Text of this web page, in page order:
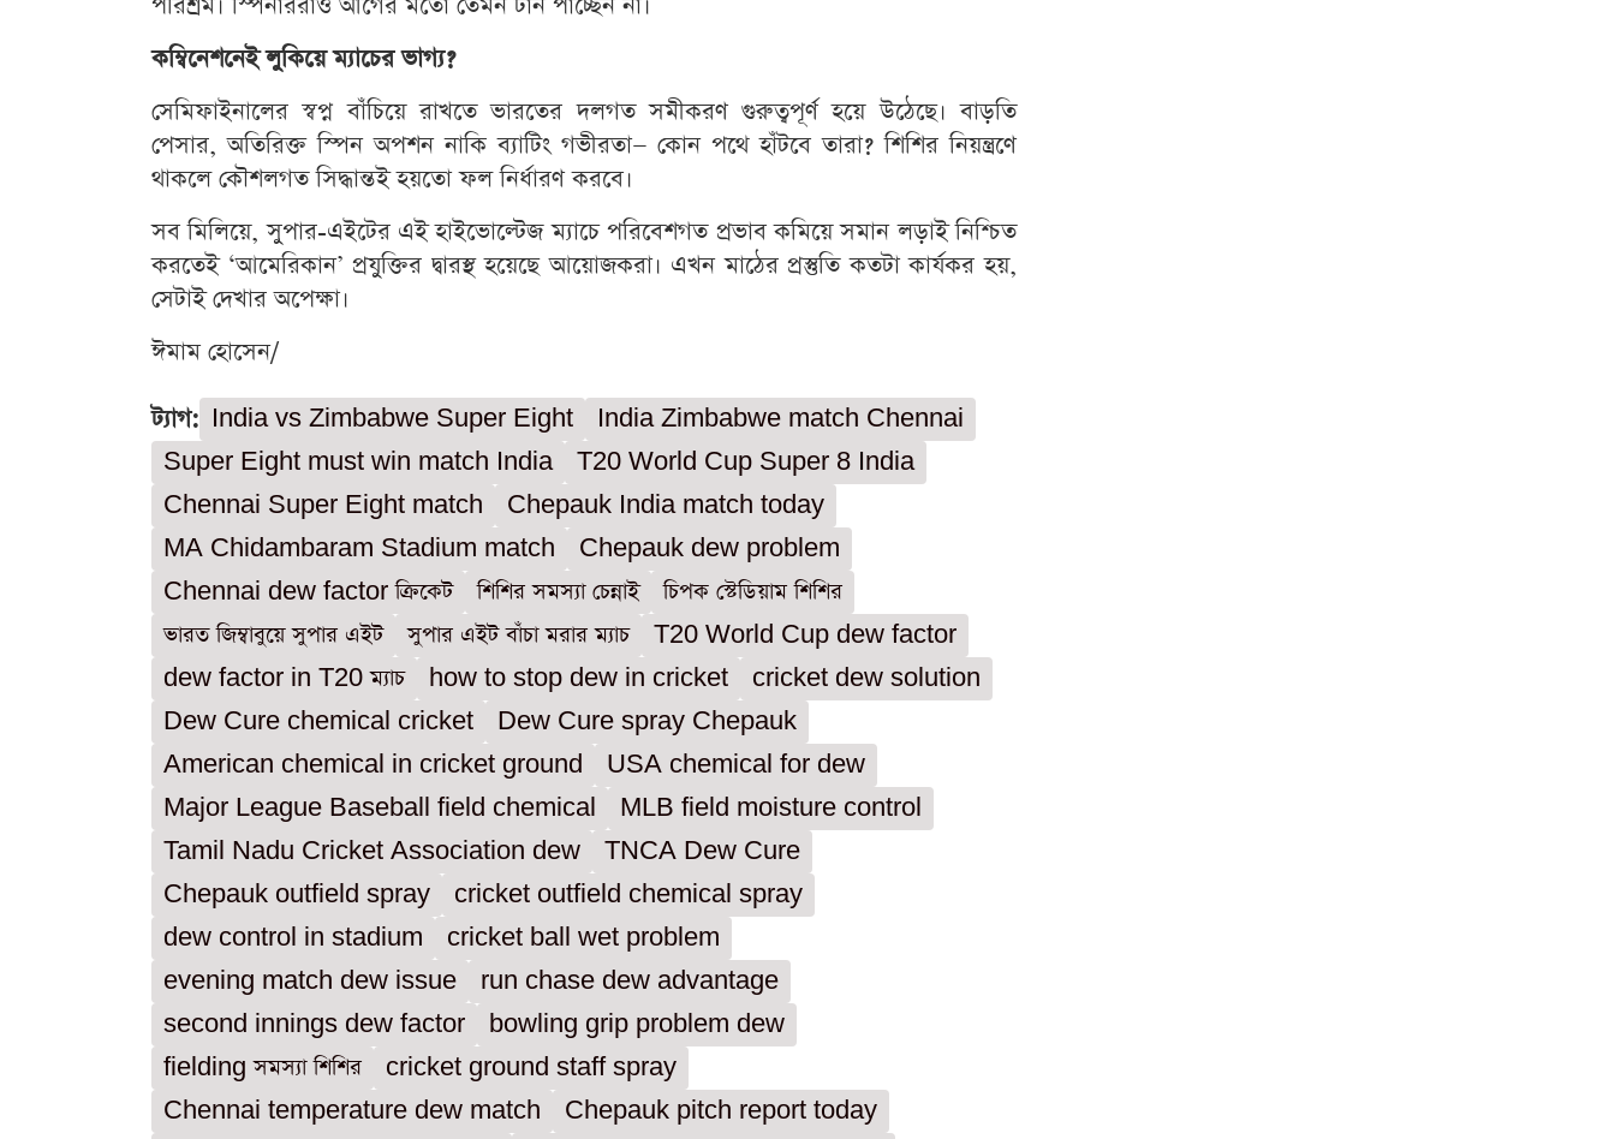
কম্বিনেশনেই লুকিয়ে ম্যাচের ভাগ্য?
সেমিফাইনালের স্বপ্ন বাঁচিয়ে রাখতে ভারতের দলগত সমীকরণ গুরুত্বপূর্ণ হয়ে উঠেছে। বাড়তি
পেসার, অতিরিক্ত স্পিন অপশন নাকি ব্যাটিং গভীরতা— কোন পথে হাঁটবে তারা? শিশির নিয়ন্ত্রণে
থাকলে কৌশলগত সিদ্ধান্তই হয়তো ফল নির্ধারণ করবে।
সব মিলিয়ে, সুপার-এইটের এই হাইভোল্টেজ ম্যাচে পরিবেশগত প্রভাব কমিয়ে সমান লড়াই নিশ্চিত
করতেই ‘আমেরিকান’ প্রযুক্তির দ্বারস্থ হয়েছে আয়োজকরা। এখন মাঠের প্রস্তুতি কতটা কার্যকর হয়,
সেটাই দেখার অপেক্ষা।
ঈমাম হোসেন/
ট্যাগ: India vs Zimbabwe Super Eight
India Zimbabwe match Chennai
Super Eight must win match India
T20 World Cup Super 8 India
Chennai Super Eight match
Chepauk India match today
MA Chidambaram Stadium match
Chepauk dew problem
Chennai dew factor ক্রিকেট
শিশির সমস্যা চেন্নাই
চিপক স্টেডিয়াম শিশির
ভারত জিম্বাবুয়ে সুপার এইট
সুপার এইট বাঁচা মরার ম্যাচ
T20 World Cup dew factor
dew factor in T20 ম্যাচ
how to stop dew in cricket
cricket dew solution
Dew Cure chemical cricket
Dew Cure spray Chepauk
American chemical in cricket ground
USA chemical for dew
Major League Baseball field chemical
MLB field moisture control
Tamil Nadu Cricket Association dew
TNCA Dew Cure
Chepauk outfield spray
cricket outfield chemical spray
dew control in stadium
cricket ball wet problem
evening match dew issue
run chase dew advantage
second innings dew factor
bowling grip problem dew
fielding সমস্যা শিশির
cricket ground staff spray
Chennai temperature dew match
Chepauk pitch report today